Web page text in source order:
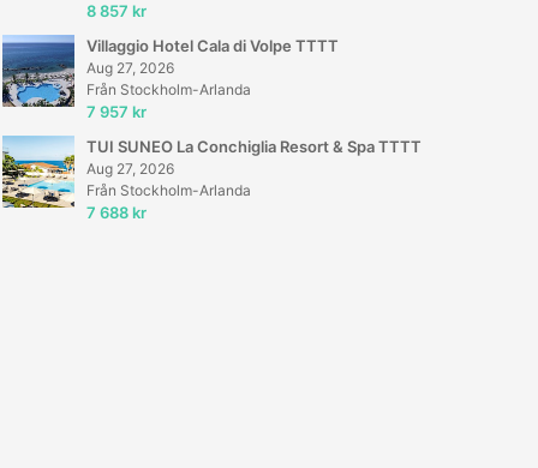
8 857 kr
Villaggio Hotel Cala di Volpe TTTT
Aug 27, 2026
Från Stockholm-Arlanda
7 957 kr
TUI SUNEO La Conchiglia Resort & Spa TTTT
Aug 27, 2026
Från Stockholm-Arlanda
7 688 kr